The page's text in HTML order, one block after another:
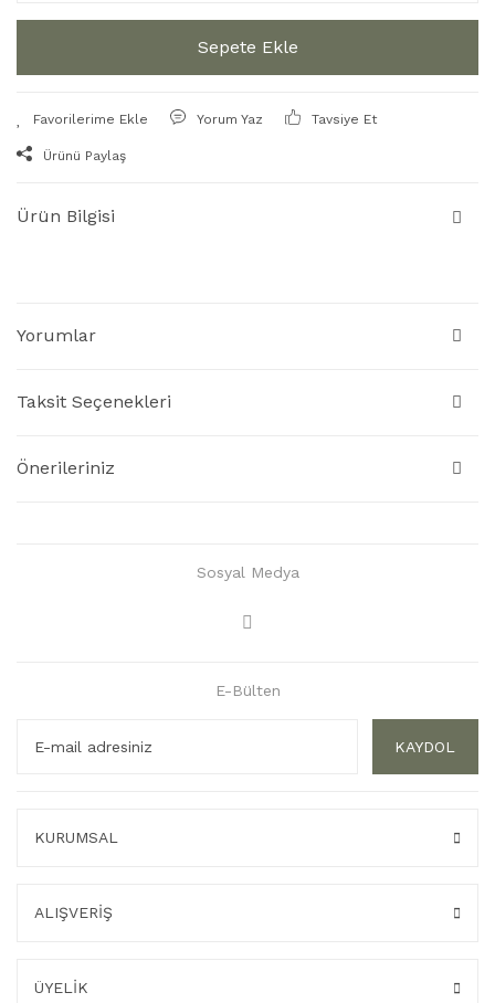
Sepete Ekle
Yorum Yaz Tavsiye Et
Ürünü Paylaş
Ürün Bilgisi
Yorumlar
Taksit Seçenekleri
Önerileriniz
Sosyal Medya
E-Bülten
KAYDOL
KURUMSAL
ALIŞVERİŞ
ÜYELİK